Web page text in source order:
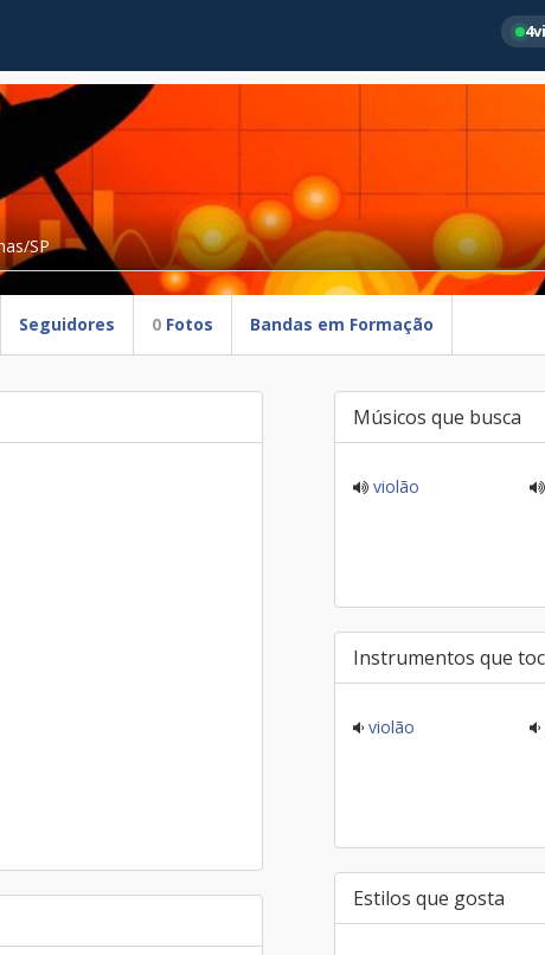
4
SP
Seguidores 0 Fotos Bandas em Formação
Músicos que busca
violão
Instrumentos que
violão
Estilos que gosta